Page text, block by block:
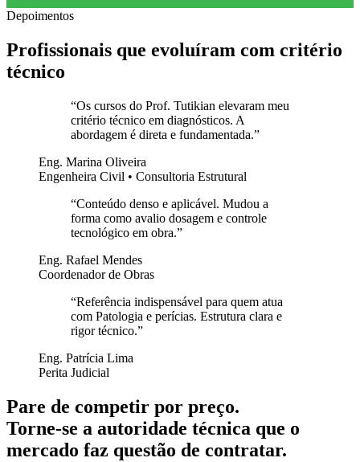
Depoimentos
Profissionais que evoluíram com critério
técnico
“Os cursos do Prof. Tutikian elevaram meu
critério técnico em diagnósticos. A
abordagem é direta e fundamentada.”
Eng. Marina Oliveira
Engenheira Civil • Consultoria Estrutural
“Conteúdo denso e aplicável. Mudou a
forma como avalio dosagem e controle
tecnológico em obra.”
Eng. Rafael Mendes
Coordenador de Obras
“Referência indispensável para quem atua
com Patologia e perícias. Estrutura clara e
rigor técnico.”
Eng. Patrícia Lima
Perita Judicial
Pare de competir por preço.
Torne-se a autoridade técnica que o
mercado faz questão de contratar.